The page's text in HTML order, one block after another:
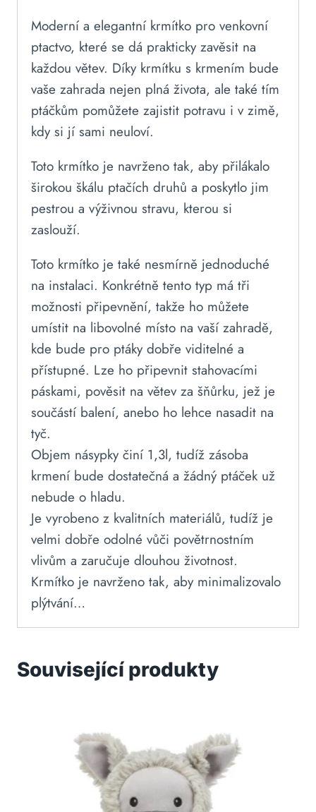
Moderní a elegantní krmítko pro venkovní
ptactvo, které se dá prakticky zavěsit na
každou větev. Díky krmítku s krmením bude
vaše zahrada nejen plná života, ale také tím
ptáčkům pomůžete zajistit potravu i v zimě,
kdy si jí sami neuloví.
Toto krmítko je navrženo tak, aby přilákalo
širokou škálu ptačích druhů a poskytlo jim
pestrou a výživnou stravu, kterou si
zaslouží.
Toto krmítko je také nesmírně jednoduché
na instalaci. Konkrétně tento typ má tři
možnosti připevnění, takže ho můžete
umístit na libovolné místo na vaší zahradě,
kde bude pro ptáky dobře viditelné a
přístupné. Lze ho připevnit stahovacími
páskami, pověsit na větev za šňůrku, jež je
součástí balení, anebo ho lehce nasadit na
tyč.
Objem násypky činí 1,3l, tudíž zásoba
krmení bude dostatečná a žádný ptáček už
nebude o hladu.
Je vyrobeno z kvalitních materiálů, tudíž je
velmi dobře odolné vůči povětrnostním
vlivům a zaručuje dlouhou životnost.
Krmítko je navrženo tak, aby minimalizovalo
plýtvání…
Související produkty